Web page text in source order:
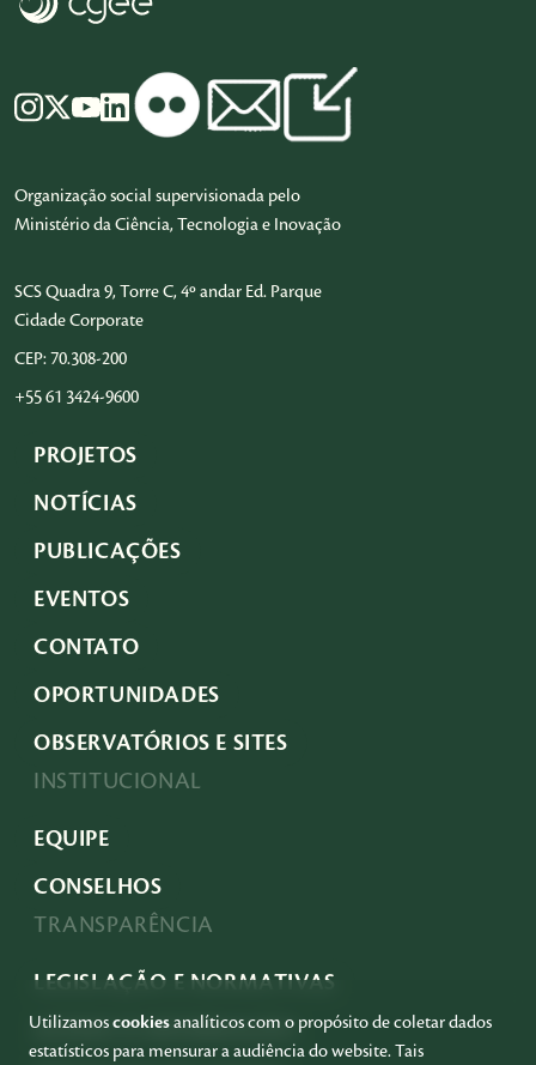
Organização social supervisionada pelo
Ministério da Ciência, Tecnologia e Inovação
SCS Quadra 9, Torre C, 4º andar Ed. Parque
Cidade Corporate
CEP: 70.308-200
+55 61 3424-9600
PROJETOS
NOTÍCIAS
PUBLICAÇÕES
EVENTOS
CONTATO
OPORTUNIDADES
OBSERVATÓRIOS E SITES
INSTITUCIONAL
EQUIPE
CONSELHOS
TRANSPARÊNCIA
LEGISLAÇÃO E NORMATIVAS
ACESSO À INFORMAÇÃO
Utilizamoscookiesanalíticos com o propósito de coletar dados
estatísticos para mensurar a audiência do website. Tais